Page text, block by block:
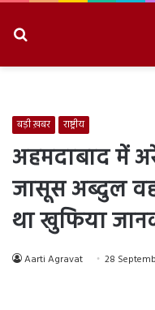
बड़ी ख़बर राष्ट्रीय
अहमदाबाद में
जासूस अब्दुल
था खुफिया
Aarti Agravat 28